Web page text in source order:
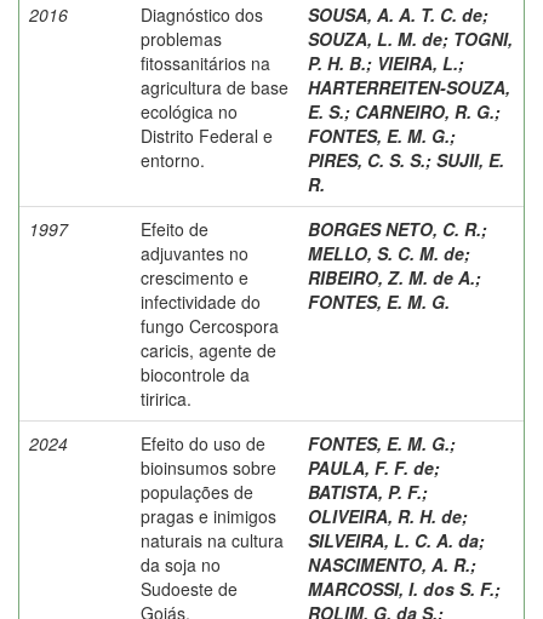
2016
Diagnóstico dos
problemas
fitossanitários na
agricultura de base
ecológica no
Distrito Federal e
entorno.
SOUSA, A. A. T. C. de;
SOUZA, L. M. de; TOGNI,
P. H. B.; VIEIRA, L.;
HARTERREITEN-SOUZA,
E. S.; CARNEIRO, R. G.;
FONTES, E. M. G.;
PIRES, C. S. S.; SUJII, E.
R.
1997
Efeito de
adjuvantes no
crescimento e
infectividade do
fungo Cercospora
caricis, agente de
biocontrole da
tiririca.
BORGES NETO, C. R.;
MELLO, S. C. M. de;
RIBEIRO, Z. M. de A.;
FONTES, E. M. G.
2024
Efeito do uso de
bioinsumos sobre
populações de
pragas e inimigos
naturais na cultura
da soja no
Sudoeste de
Goiás.
FONTES, E. M. G.;
PAULA, F. F. de;
BATISTA, P. F.;
OLIVEIRA, R. H. de;
SILVEIRA, L. C. A. da;
NASCIMENTO, A. R.;
MARCOSSI, I. dos S. F.;
ROLIM, G. da S.;